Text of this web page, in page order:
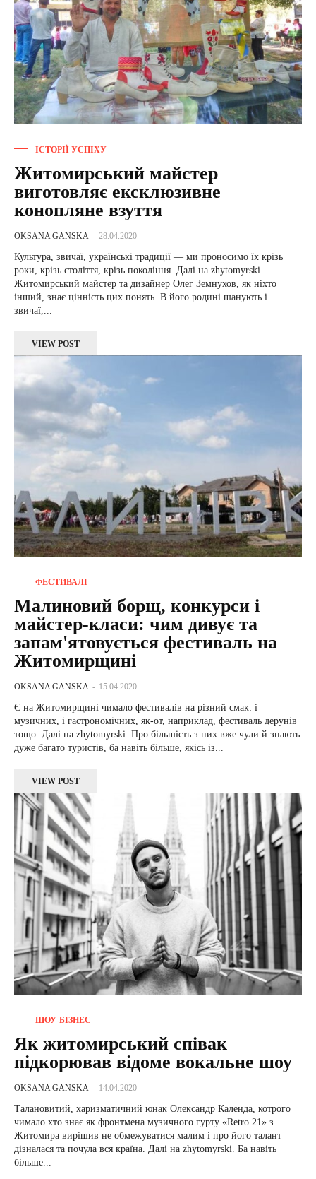
ІСТОРІЇ УСПІХУ
Житомирський майстер
виготовляє ексклюзивне
конопляне взуття
OKSANA GANSKA - 28.04.2020
Культура, звичаї, українські традиції — ми проносимо їх крізь
роки, крізь століття, крізь покоління. Далі на zhytomyrski.
Житомирський майстер та дизайнер Олег Земнухов, як ніхто
інший, знає цінність цих понять. В його родині шанують і
звичаї,...
VIEW POST
ФЕСТИВАЛІ
Малиновий борщ, конкурси і
майстер-класи: чим дивує та
запам'ятовується фестиваль на
Житомирщині
OKSANA GANSKA - 15.04.2020
Є на Житомирщині чимало фестивалів на різний смак: і
музичних, і гастрономічних, як-от, наприклад, фестиваль дерунів
тощо. Далі на zhytomyrski. Про більшість з них вже чули й знають
дуже багато туристів, ба навіть більше, якісь із...
VIEW POST
ШОУ-БІЗНЕС
Як житомирський співак
підкорював відоме вокальне шоу
OKSANA GANSKA - 14.04.2020
Талановитий, харизматичний юнак Олександр Календа, котрого
чимало хто знає як фронтмена музичного гурту «Retro 21» з
Житомира вирішив не обмежуватися малим і про його талант
дізналася та почула вся країна. Далі на zhytomyrski. Ба навіть
більше...